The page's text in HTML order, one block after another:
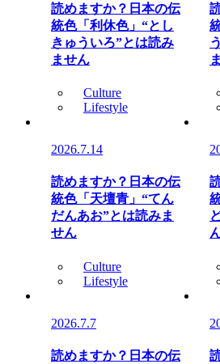
読めますか？日本の伝
統色「利休色」“とし
きゅういろ”とは読み
ません
Culture
Lifestyle
2026.7.14
読めますか？日本の伝
統色「天壇青」“てん
だんあお”とは読みま
せん
Culture
Lifestyle
2026.7.7
読めますか？日本の伝